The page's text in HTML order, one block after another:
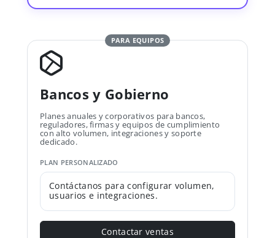
PARA EQUIPOS
Bancos y Gobierno
Planes anuales y corporativos para bancos,
reguladores, firmas y equipos de cumplimiento
con alto volumen, integraciones y soporte
dedicado.
PLAN PERSONALIZADO
Contáctanos para configurar volumen,
usuarios e integraciones.
Contactar ventas